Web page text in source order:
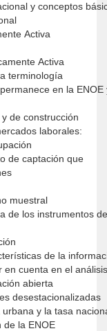
y conceptos
Activa
Activa
terminología
en la ENOE
de construcción
laborales:
de captación que
muestral
de los instrumentos de
de la
en cuenta en el análisis
abierta
desestacionalizadas
y la tasa
de la ENOE